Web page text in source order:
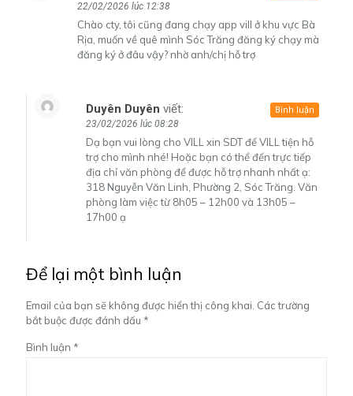
22/02/2026 lúc 12:38
Chào cty, tôi cũng đang chạy app vill ở khu vực Bà
Rịa, muốn về quê mình Sóc Trăng đăng ký chạy mà
đăng ký ở đâu vậy? nhờ anh/chị hỗ trợ
Duyên Duyên viết:
23/02/2026 lúc 08:28
Dạ bạn vui lòng cho VILL xin SDT để VILL tiện hỗ
trợ cho mình nhé! Hoặc bạn có thể đến trực tiếp
địa chỉ văn phòng để được hỗ trợ nhanh nhất ạ:
318 Nguyễn Văn Linh, Phường 2, Sóc Trăng. Văn
phòng làm việc từ 8h05 – 12h00 và 13h05 –
17h00 ạ
Bình luận
Để lại một bình luận
Email của bạn sẽ không được hiển thị công khai. Các trường
bắt buộc được đánh dấu *
Bình luận *